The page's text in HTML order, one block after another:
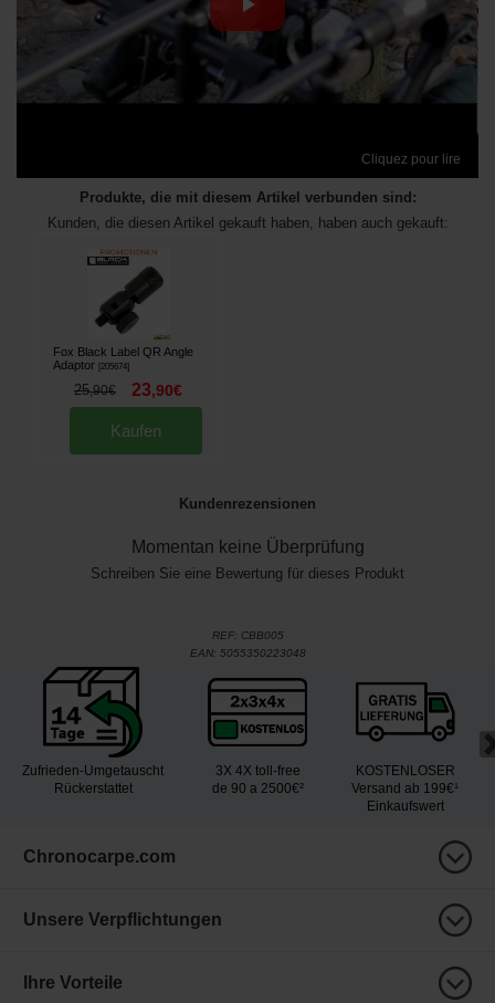
Cliquez pour lire
Produkte, die mit diesem Artikel verbunden sind:
Kunden, die diesen Artikel gekauft haben, haben auch gekauft:
Fox Black Label QR Angle
Adaptor [205674]
25,90€ 23,90€
Kaufen
Kundenrezensionen
Momentan keine Überprüfung
Schreiben Sie eine Bewertung für dieses Produkt
REF: CBB005
EAN: 5055350223048
Zufrieden-Umgetauscht
Rückerstattet
3X 4X toll-free
de 90 a 2500€²
KOSTENLOSER
Versand ab 199€¹
Einkaufswert
Chronocarpe.com
Unsere Verpflichtungen
Ihre Vorteile